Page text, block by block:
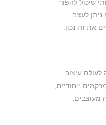
ניתן לעצב
את זה נכון.
עיצוב
ייחודיים,
מעוצבים,